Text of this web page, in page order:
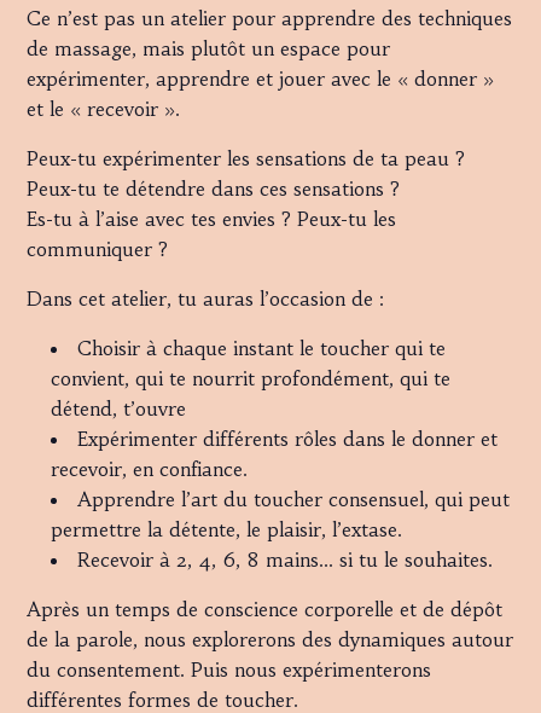
Ce n’est pas un atelier pour apprendre des techniques
de massage, mais plutôt un espace pour
expérimenter, apprendre et jouer avec le « donner »
et le « recevoir ».
Peux-tu expérimenter les sensations de ta peau ?
Peux-tu te détendre dans ces sensations ?
Es-tu à l’aise avec tes envies ? Peux-tu les
communiquer ?
Dans cet atelier, tu auras l’occasion de :
Choisir à chaque instant le toucher qui te
convient, qui te nourrit profondément, qui te
détend, t’ouvre
Expérimenter différents rôles dans le donner et
recevoir, en confiance.
Apprendre l’art du toucher consensuel, qui peut
permettre la détente, le plaisir, l’extase.
Recevoir à 2, 4, 6, 8 mains… si tu le souhaites.
Après un temps de conscience corporelle et de dépôt
de la parole, nous explorerons des dynamiques autour
du consentement. Puis nous expérimenterons
différentes formes de toucher.